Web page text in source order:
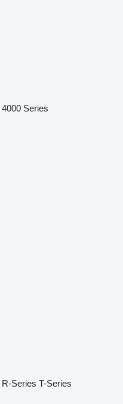
4000 Series
R-Series T-Series